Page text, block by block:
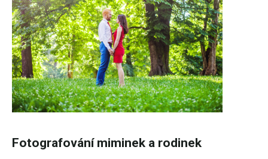
Fotografování miminek a rodinek